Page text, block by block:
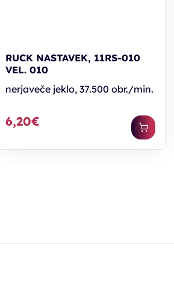
RUCK NASTAVEK, 11RS-010
VEL. 010
nerjaveče jeklo, 37.500 obr./min.
6,20€